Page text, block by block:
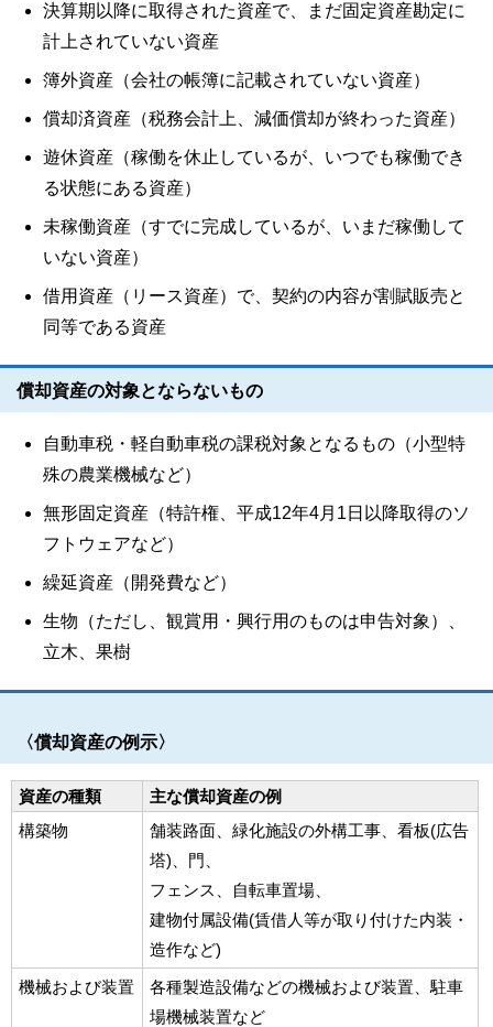
決算期以降に取得された資産で、まだ固定資産勘定に
計上されていない資産
簿外資産（会社の帳簿に記載されていない資産）
償却済資産（税務会計上、減価償却が終わった資産）
遊休資産（稼働を休止しているが、いつでも稼働でき
る状態にある資産）
未稼働資産（すでに完成しているが、いまだ稼働して
いない資産）
借用資産（リース資産）で、契約の内容が割賦販売と
同等である資産
償却資産の対象とならないもの
自動車税・軽自動車税の課税対象となるもの（小型特
殊の農業機械など）
無形固定資産（特許権、平成12年4月1日以降取得のソ
フトウェアなど）
繰延資産（開発費など）
生物（ただし、観賞用・興行用のものは申告対象）、
立木、果樹
〈償却資産の例示〉
資産の種類
主な償却資産の例
構築物
舗装路面、緑化施設の外構工事、看板(広告
塔)、門、
フェンス、自転車置場、
建物付属設備(賃借人等が取り付けた内装・
造作など)
機械および装置
各種製造設備などの機械および装置、駐車
場機械装置など